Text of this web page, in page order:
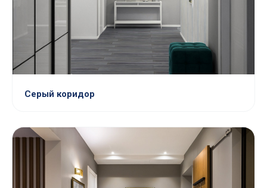
Серый коридор